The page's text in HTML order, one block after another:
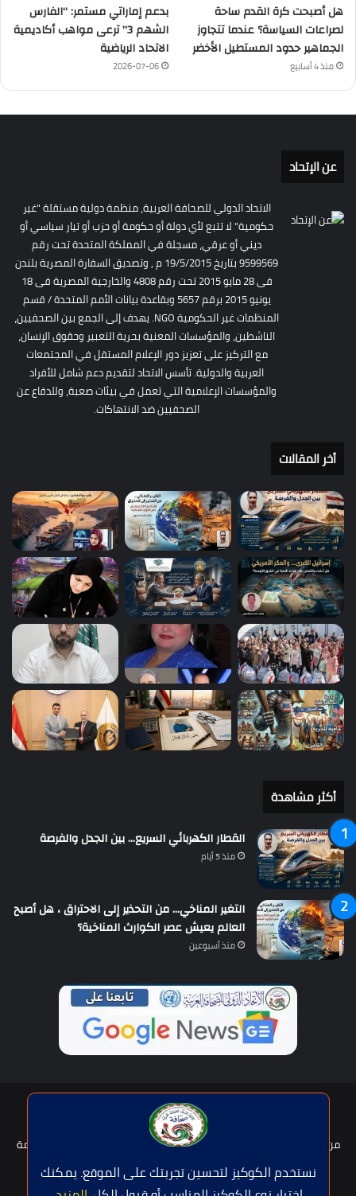
نستخدم الكوكيز لتحسين تجربتك على الموقع. يمكنك
هل أصبحت كرة القدم ساحة
لصراعات السياسة؟ عندما تتجاوز
الجماهير حدود المستطيل الأخضر
منذ 4 أسابيع
بدعم إماراتي مستمر: “الفارس
الشهم 3” ترعى مواهب أكاديمية
الاتحاد الرياضية
2026-07-06
عن الإتحاد
الاتحاد الدولي للصحافة العربية، منظمة دولية مستقلة "غير
حكومية" لا تتبع لأي دولة أو حكومة أو حزب أو تيار سياسي أو
ديني أو عرقي، مسجلة في المملكة المتحدة تحت رقم
9599569 بتاريخ 19/5/2015 م , وتصديق السفارة المصرية بلندن
فى 28 مايو 2015 تحت رقم 4808 والخارجية المصرية فى 18
يونيو 2015 برقم 5657 وبقاعدة بيانات الأمم المتحدة / قسم
المنظمات غير الحكومية NGO. يهدف إلى الجمع بين الصحفيين،
الناشطين، والمؤسسات المعنية بحرية التعبير وحقوق الإنسان،
مع التركيز على تعزيز دور الإعلام المستقل في المجتمعات
العربية والدولية. تأسس الاتحاد لتقديم دعم شامل للأفراد
والمؤسسات الإعلامية التي تعمل في بيئات صعبة، وللدفاع عن
الصحفيين ضد الانتهاكات.
أخر المقالات
أكثر مشاهدة
القطار الكهربائي السريع… بين الجدل والفرصة
منذ 5 أيام
التغير المناخي… من التحذير إلى الاحتراق ، هل أصبح
العالم يعيش عصر الكوارث المناخية؟
منذ أسبوعين
حقوق النشر © | جميع الحقوق محفوظة للاتحاد الدولى للصحافة العربية
2026
من نحن؟
عضوية الإتحاد سياسة الخصوصية
شروط الخدمة
اتصل بنا